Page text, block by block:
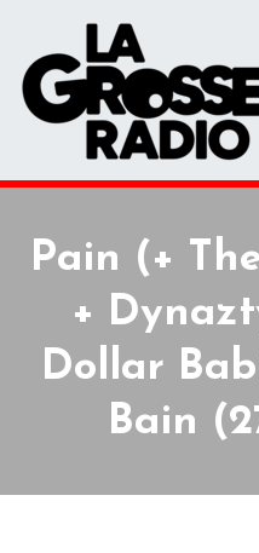
Pain (+
+
Dollar
Bain